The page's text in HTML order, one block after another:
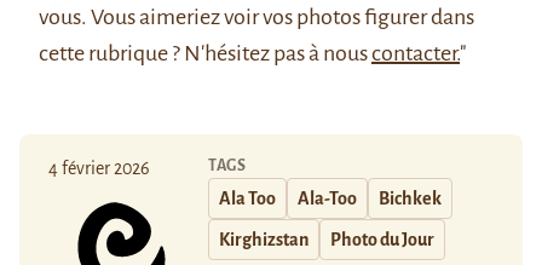
vous. Vous aimeriez voir vos photos figurer dans
cette rubrique ? N'hésitez pas à nouscontacter."
4 février 2026 TAGS
Ala Too Ala-Too Bichkek
Kirghizstan Photo du Jour